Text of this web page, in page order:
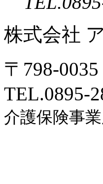
株式会社
〒798-
TEL.0895-
介護保険事